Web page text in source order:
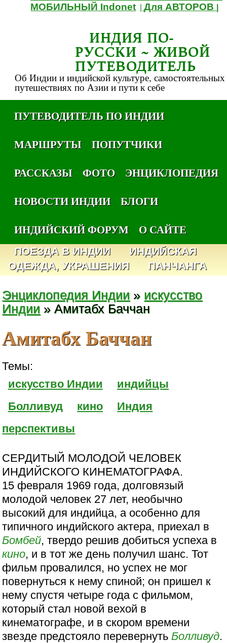
МОБИЛЬНЫЙ Indonet |Для АВТОРОВ
ИНДИЯ ПО-
РУССКИ ~ ЖИВОЙ
ПУТЕВОДИТЕЛЬ
Об Индии и индийской культуре, самостоятельных
путешествиях по Азии и пути к себе
ПУТЕВОДИТЕЛЬ ПО ИНДИИ
МАРШРУТЫ
ПОПУТЧИКИ
РАССКАЗЫ
ФОТО
ЭНЦИКЛОПЕДИЯ
НОВОСТИ ИНДИИ
БЛОГИ
ИНДИЙСКИЙ ФОРУМ
О САЙТЕ
ПОЕЗДА В ИНДИИ
ИНДИЙСКАЯ
ОДЕЖДА, УКРАШЕНИЯ
ПАНЧАНГА
Энциклопедия Индии » искусство
Индии » Амитабх Баччан
Амитабх Баччан
Темы:
искусство Индии
индийцы
Болливуд
кино
Индия
перспективы
СЕРДИТЫЙ МОЛОДОЙ ЧЕЛОВЕК
ИНДИЙСКОГО КИНЕМАТОГРАФА.
15 февраля 1969 года, долговязый
молодой человек 27 лет, необычно
высокий для индийца, а особенно для
типичного индийского актера, приехал в
Бомбей, твердо решив добиться успеха в
кино, и в тот же день получил шанс. Тот
фильм провалился, но успех не мог
повернуться к нему спиной; он пришел к
нему спустя четыре года с фильмом,
который стал новой вехой в
кинематографе, и в скором времени
звезде предстояло перевернуть Болливуд.